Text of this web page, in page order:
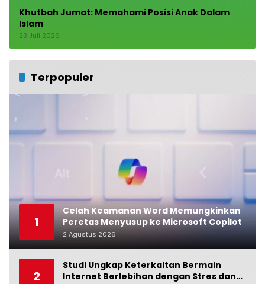
Khutbah Jumat: Memahami Posisi Anak Dalam
Islam
23 Juli 2026
Terpopuler
1
Celah Keamanan Word Memungkinkan
Peretas Menyusup ke Microsoft Copilot
2 Agustus 2026
2
Studi Ungkap Keterkaitan Bermain
Internet Berlebihan dengan Stres dan